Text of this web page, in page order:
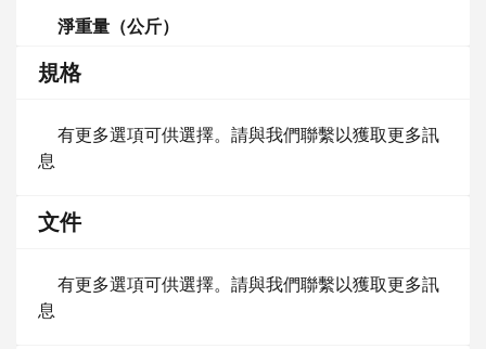
淨重量（公斤）
規格
有更多選項可供選擇。請與我們聯繫以獲取更多訊
息
文件
有更多選項可供選擇。請與我們聯繫以獲取更多訊
息